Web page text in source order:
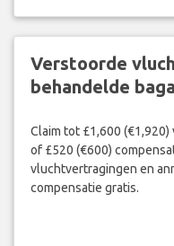
Verstoorde
behandelde
Claim tot £1,600
of £520 (€600)
vluchtvertragingen en
compensatie gratis.